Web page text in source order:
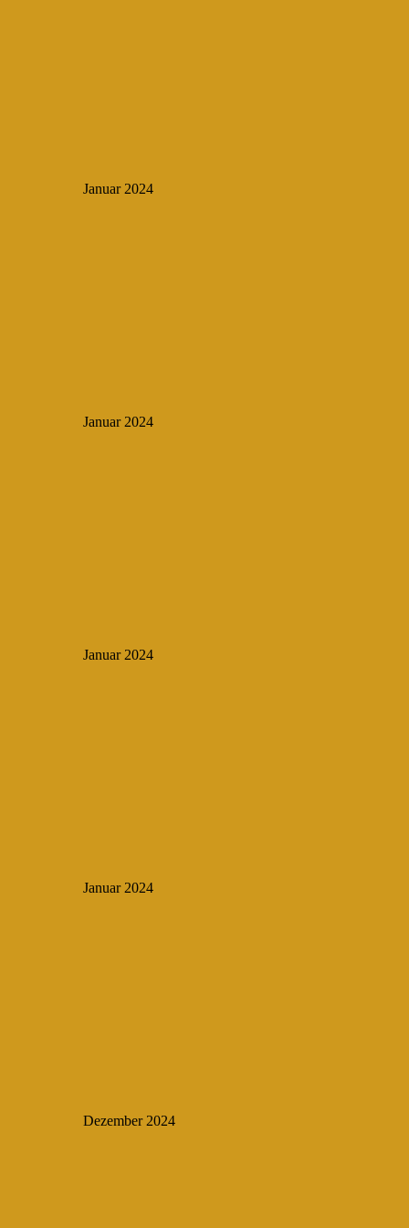
Januar 2024
Januar 2024
Januar 2024
Januar 2024
Dezember 2024